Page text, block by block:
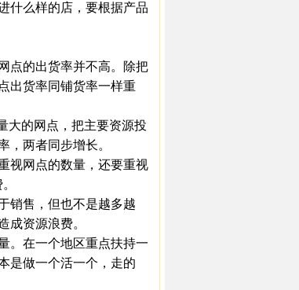
什么样的店，要根据产品
点的出货率并不高。除把
出货率同铺货率一样重
的网点，把主要资源投
，两者同步增长。
视网点的数量，还要重视
销售，但也不是越多越
成资源浪费。
在一个地区重点扶持一
是做一个活一个，走的